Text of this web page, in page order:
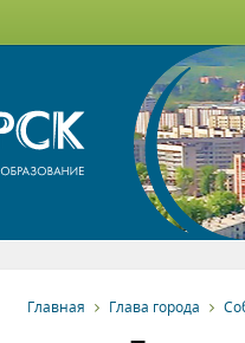
Главная Глава города